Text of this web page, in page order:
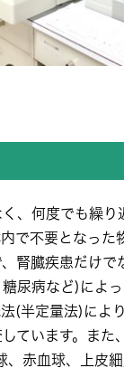
、何度でも繰り
で不要となった
腎臓疾患だけで
尿病など)によ
(半定量法)によ
ています。また
、赤血球、上皮